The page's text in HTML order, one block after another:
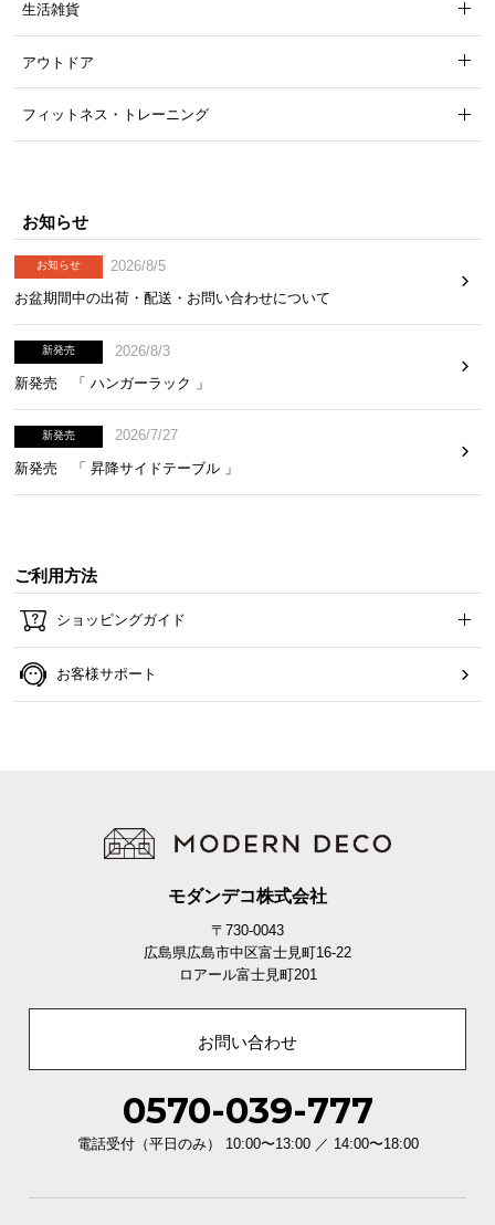
生活雑貨
アウトドア
フィットネス・トレーニング
お知らせ
お知らせ
2026/8/5
お盆期間中の出荷・配送・お問い合わせについて
新発売
2026/8/3
新発売 「 ハンガーラック 」
新発売
2026/7/27
新発売 「 昇降サイドテーブル 」
ご利用方法
ショッピングガイド
お客様サポート
モダンデコ株式会社
〒730-0043
広島県広島市中区富士見町16-22
ロアール富士見町201
お問い合わせ
0570-039-777
電話受付（平日のみ） 10:00〜13:00 ／ 14:00〜18:00